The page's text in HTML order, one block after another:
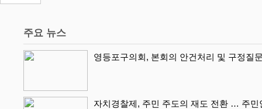
주요 뉴스
영등포구의회, 본회의 안건처리 및 구정질
자치경찰제, 주민 주도의 재도 전환 … 주